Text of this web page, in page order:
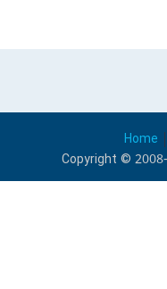
Home
Copyright ©